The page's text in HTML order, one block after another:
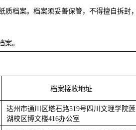
档案。档案须妥善保管，不得擅自拆封，
案。
档案接收地址
达州市通川区塔石路519号四川文理学院莲
湖校区博文楼416办公室